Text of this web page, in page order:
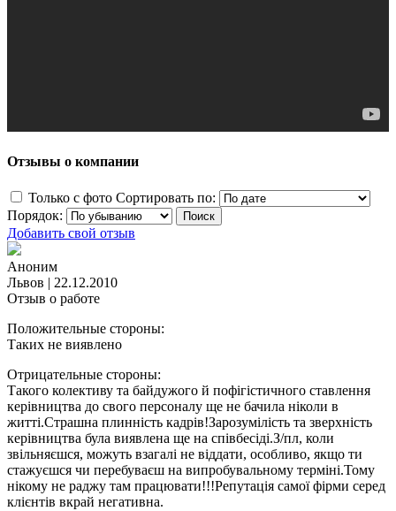
Отзывы о компании
Только с фото Сортировать по:
Порядок:
Добавить свой отзыв
Аноним
Львов | 22.12.2010
Отзыв о работе
Положительные стороны:
Таких не виявлено
Отрицательные стороны:
Такого колективу та байдужого й пофігістичного ставлення
керівництва до свого персоналу ще не бачила ніколи в
житті.Страшна плинність кадрів!Зарозумілість та зверхність
керівництва була виявлена ще на співбесіді.З/пл, коли
звільняєшся, можуть взагалі не віддати, особливо, якщо ти
стажуєшся чи перебуваєш на випробувальному терміні.Тому
нікому не раджу там працювати!!!Репутація самої фірми серед
клієнтів вкрай негативна.